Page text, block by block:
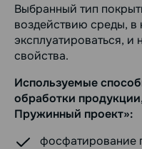
Выбранный тип
воздействию среды, в
эксплуатироваться, и
свойства.
Используемые
обработки
Пружинный проект»:
фосфатирование